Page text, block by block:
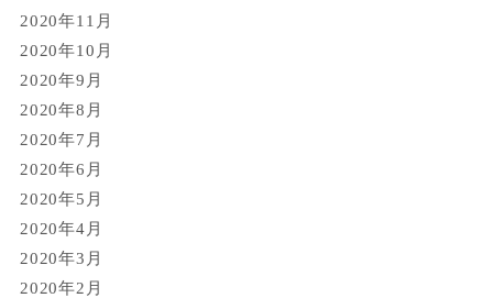
2020年11月
2020年10月
2020年9月
2020年8月
2020年7月
2020年6月
2020年5月
2020年4月
2020年3月
2020年2月